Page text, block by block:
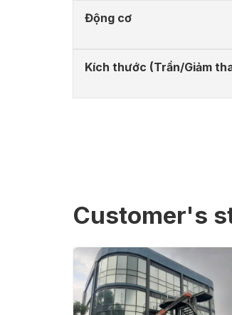
Động cơ
Kích thước (Trần/Giảm
Customer's